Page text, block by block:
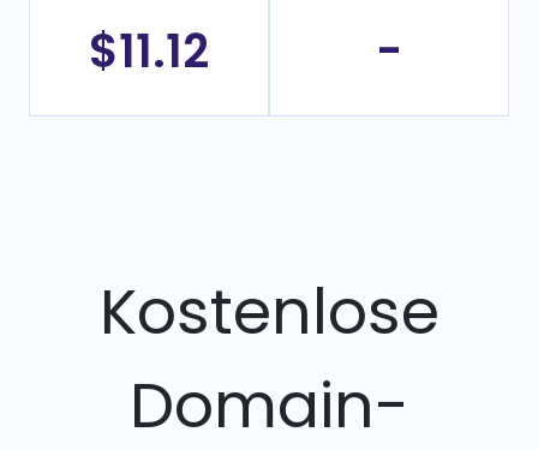
$11.12 -
Kostenlose
Domain-